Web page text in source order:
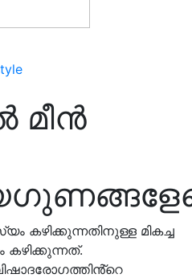
മീൻ
കഴിക്കുന്നതിനുള്ള മികച്ച